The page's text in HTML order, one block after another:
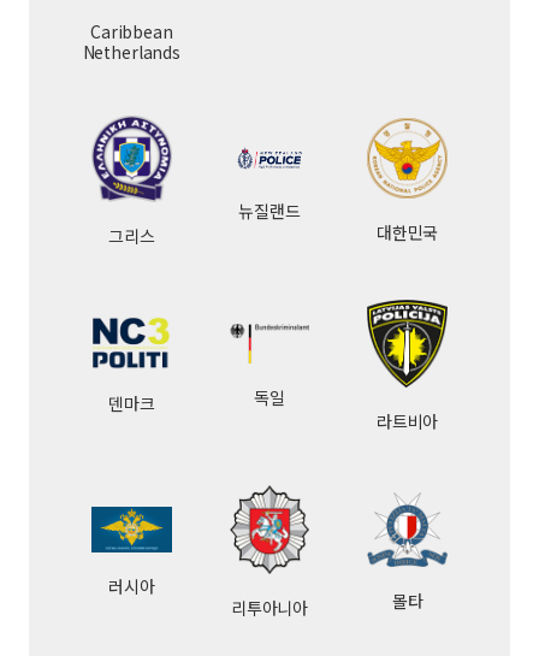
Caribbean
Netherlands
그리스
뉴질랜드
대한민국
덴마크
독일
라트비아
러시아
리투아니아
몰타